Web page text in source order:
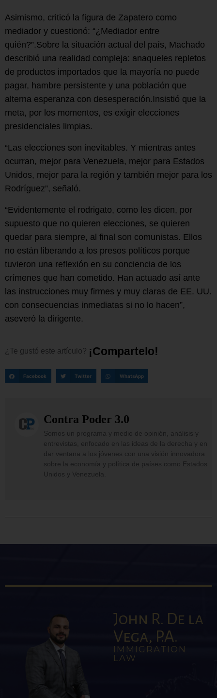
Asimismo, criticó la figura de Zapatero como
mediador y cuestionó: “¿Mediador entre
quién?”.Sobre la situación actual del país, Machado
describió una realidad compleja: anaqueles repletos
de productos importados que la mayoría no puede
pagar, hambre persistente y una población que
alterna esperanza con desesperación.Insistió que la
meta, por los momentos, es exigir elecciones
presidenciales limpias.
“Las elecciones son inevitables. Y mientras antes
ocurran, mejor para Venezuela, mejor para Estados
Unidos, mejor para la región y también mejor para los
Rodríguez”, señaló.
“Evidentemente el rodrigato, como les dicen, por
supuesto que no quieren elecciones, se quieren
quedar para siempre, al final son comunistas. Ellos
no están liberando a los presos políticos porque
tuvieron una reflexión en su conciencia de los
crímenes que han cometido. Han actuado así ante
las instrucciones muy firmes y muy claras de EE. UU.
con consecuencias inmediatas si no lo hacen”,
aseveró la dirigente.
¿Te gustó este artículo? ¡Comparte o!
Facebook Twitter WhatsApp
Contra Poder 3.0
Somos un programa y medio de opinión, análisis y
entrevistas, enfocado en las ideas de la derecha y en
dar ventana a los jóvenes con una visión innovadora
sobre la economía y política de países como Estados
Unidos y Venezuela.
John R. De la
Vega, P.A.
IMMIGRATION
LAW